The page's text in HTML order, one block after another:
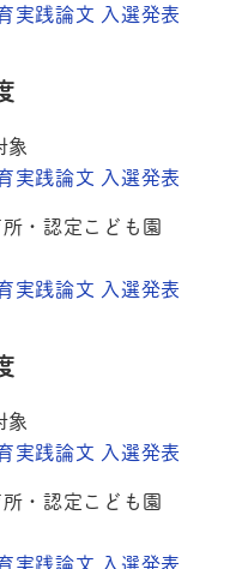
実践論文 入選発表
象
実践論文 入選発表
・認定こども園
実践論文 入選発表
象
実践論文 入選発表
・認定こども園
実践論文 入選発表